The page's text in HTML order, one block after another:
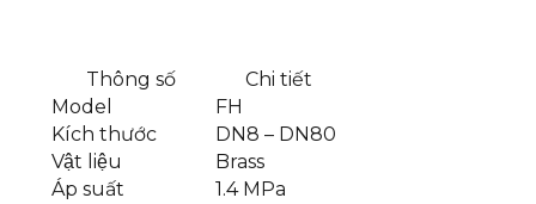
Thông số
Chi tiết
Model
FH
Kích thước
DN8 – DN80
Vật liệu
Brass
Áp suất
1.4 MPa